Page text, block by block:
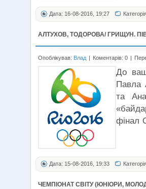
Дата: 16-08-2016, 19:27
АЛТУХОВ, ТОДОРОВА/ ГРИЩУН.
Опоблікував: Влад | Коментарів: 0 |
До
Павла
та
фінал
Дата: 15-08-2016, 19:33
ЧЕМПІОНАТ СВІТУ (ЮНІОРИ,